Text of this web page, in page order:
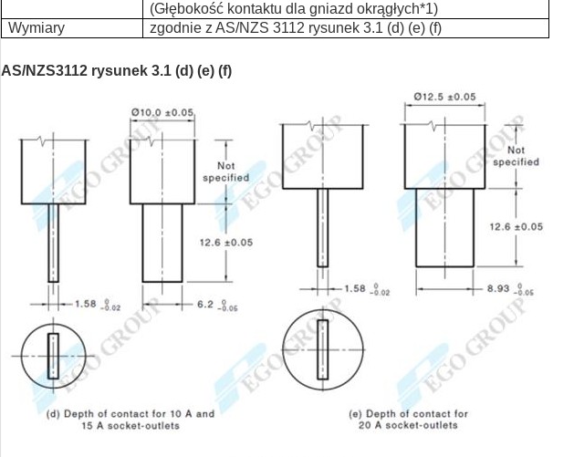
(Głębokość kontaktu dla gniazd okrągłych*1)
Wymiary
zgodnie z AS/NZS 3112 rysunek 3.1 (d) (e) (f)
AS/NZS3112 rysunek 3.1 (d) (e) (f)